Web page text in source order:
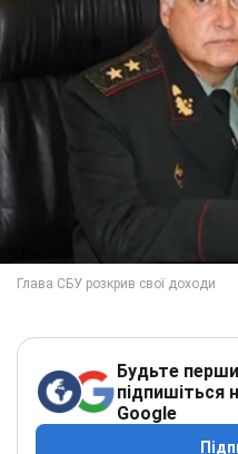
Будьте
підпишіться
Google